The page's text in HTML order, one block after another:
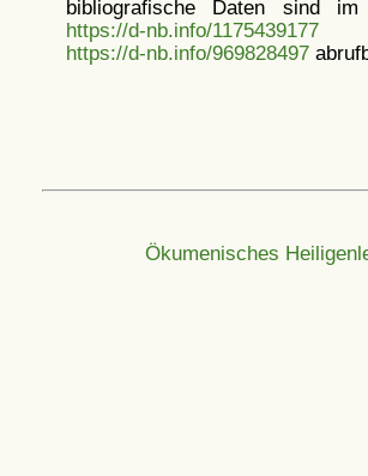
bibliografische Daten sind
https://d-nb.info/1175439177
https://d-nb.info/969828497
Ökumenisches